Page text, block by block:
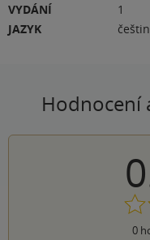
VYDÁNÍ
1
JAZYK
Hodnocení
0